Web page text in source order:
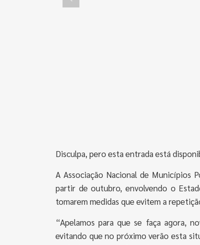
Disculpa, pero esta entrada está
A Associação Nacional de Municípios
partir de outubro, envolvendo o
tomarem medidas que evitem a
“Apelamos para que se faça agora,
evitando que no próximo verão esta